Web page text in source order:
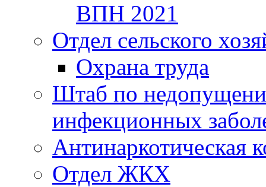
ВПН 2021
Отдел сельского
Охрана труда
Штаб по
инфекционных
Антинаркотическая
Отдел ЖКХ